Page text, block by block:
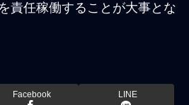
責任稼働することが大事とな
Facebook LINE